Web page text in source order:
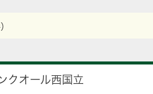
クオール西国立